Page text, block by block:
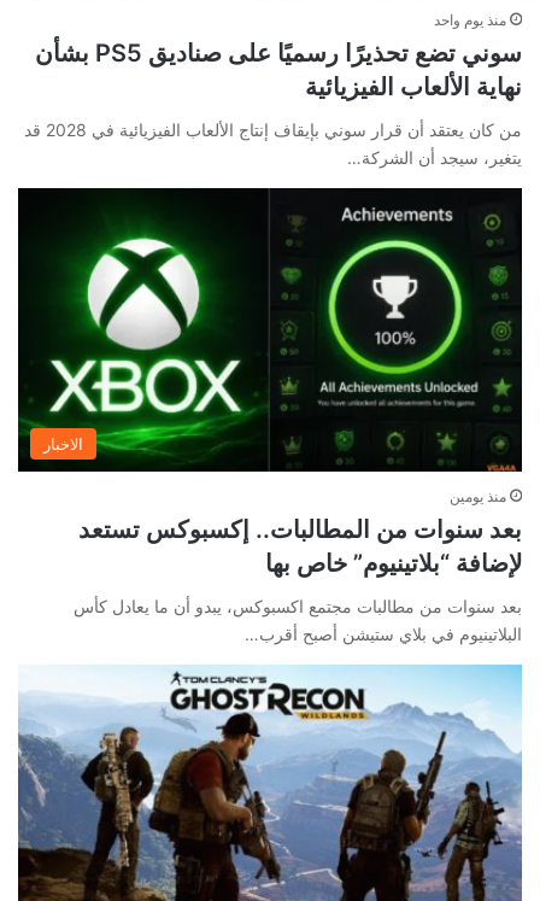
منذ يوم واحد
سوني تضع تحذيرًا رسميًا على صناديق PS5 بشأن
نهاية الألعاب الفيزيائية
من كان يعتقد أن قرار سوني بإيقاف إنتاج الألعاب الفيزيائية في 2028 قد
يتغير، سيجد أن الشركة…
الاخبار
منذ يومين
بعد سنوات من المطالبات.. إكسبوكس تستعد
لإضافة “بلاتينيوم” خاص بها
بعد سنوات من مطالبات مجتمع اكسبوكس، يبدو أن ما يعادل كأس
البلاتينيوم في بلاي ستيشن أصبح أقرب…